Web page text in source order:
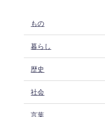
もの
暮らし
歴史
社会
言葉